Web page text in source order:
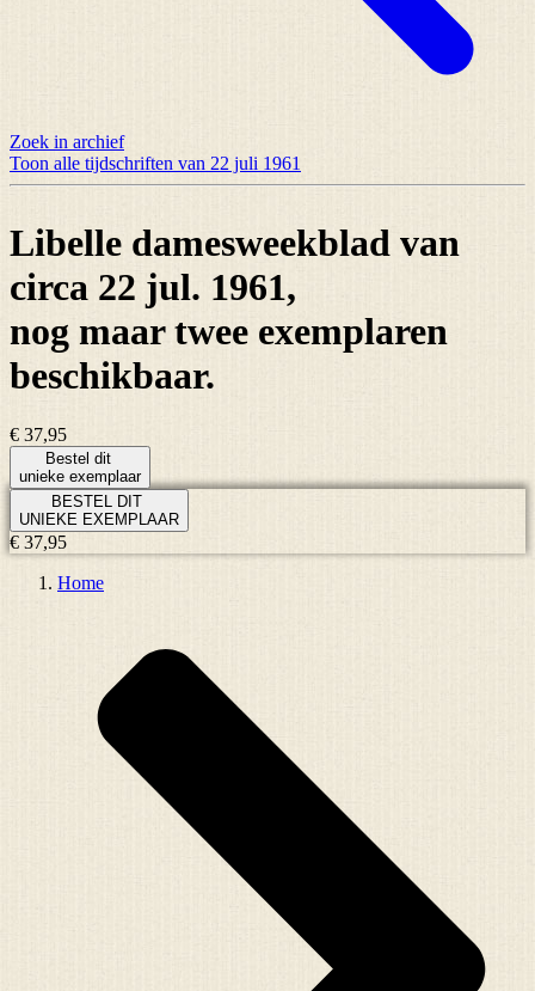
Zoek in archief
Toon alle tijdschriften van 22 juli 1961
Libelle damesweekblad van
circa 22 jul. 1961,
nog maartwee exemplaren
beschikbaar.
€ 37,95
Bestel dit
unieke exemplaar
BESTEL DIT
UNIEKE EXEMPLAAR
€ 37,95
Home